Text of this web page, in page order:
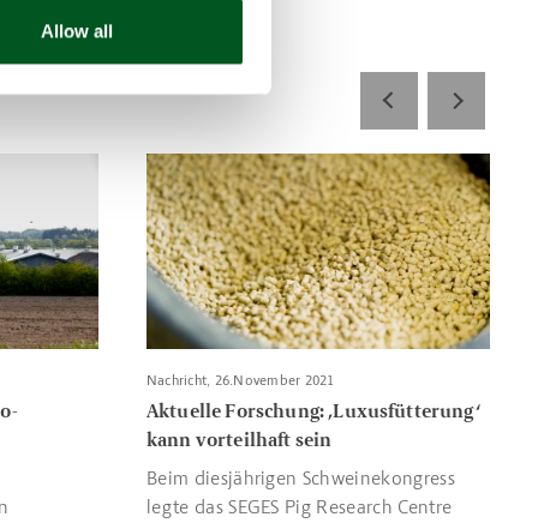
Allow all
soll Bio-Produktion stärken
Read more about Aktuelle Forschung:
Nachricht, 26.November 2021
Aktuelle Forschung: ‚Luxusfütterung‘
kann vorteilhaft sein
Beim diesjährigen Schweinekongress
legte das SEGES Pig Research Centre